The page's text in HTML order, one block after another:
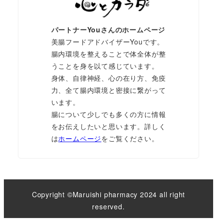
パートナーYouさんのホームページ
美腸フードアドバイザーYouです。
腸内環境を整えることで体全体が整
うことを身を以て感じています。
身体、自律神経、心の在り方、免疫
力、全て腸内環境と密接に繋がって
います。
腸について少しでも多くの方に情報
をお伝えしたいと思います。詳しく
はホームページをご覧ください。
Copyright ©Maruishi pharmacy 2024 all right
reserved.